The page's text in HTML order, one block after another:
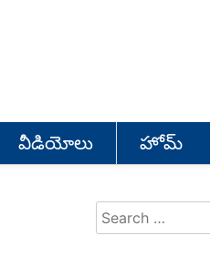
వీడియోలు హోమ్
Search
for: